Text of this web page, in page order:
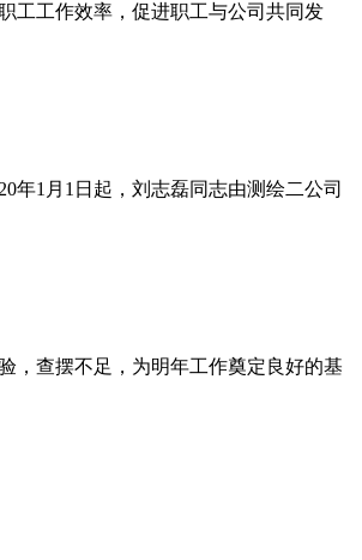
工工作效率，促进职工与公司共同发
年1月1日起，刘志磊同志由测绘二公司
，查摆不足，为明年工作奠定良好的基